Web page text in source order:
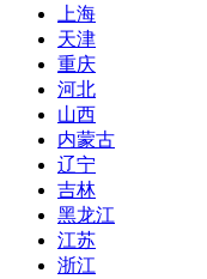
上海
天津
重庆
河北
山西
内蒙古
辽宁
吉林
黑龙江
江苏
浙江